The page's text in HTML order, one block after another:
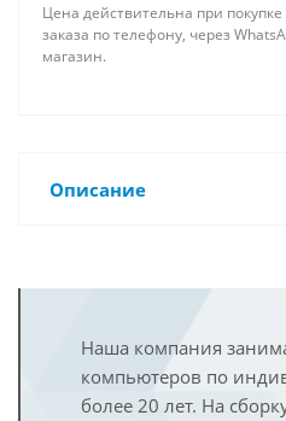
Цена действительна при
заказа по телефону, через
магазин.
Описание
Наша компания
компьютеров по
более 20 лет. На